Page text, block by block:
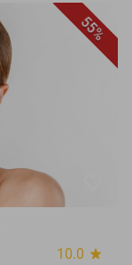
55%
10.0 star